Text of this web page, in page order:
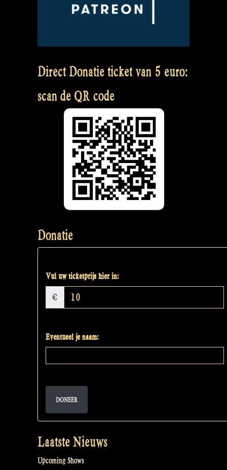
Direct Donatie ticket van 5 euro:
scan de QR code
Donatie
Vul uw ticketprijs hier in:
€
Eventueel je naam:
DONEER
Laatste Nieuws
Upcoming Shows